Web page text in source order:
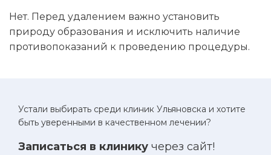
Нет. Перед удалением важно установить
природу образования и исключить наличие
противопоказаний к проведению процедуры.
Устали выбирать среди клиник Ульяновска и хотите
быть уверенными в качественном лечении?
Записаться в клинику через сайт!